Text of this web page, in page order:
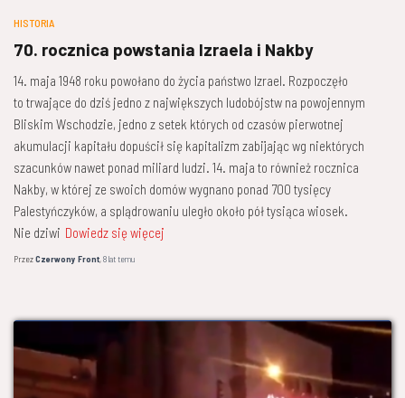
HISTORIA
70. rocznica powstania Izraela i Nakby
14. maja 1948 roku powołano do życia państwo Izrael. Rozpoczęło
to trwające do dziś jedno z największych ludobójstw na powojennym
Bliskim Wschodzie, jedno z setek których od czasów pierwotnej
akumulacji kapitału dopuścił się kapitalizm zabijając wg niektórych
szacunków nawet ponad miliard ludzi. 14. maja to również rocznica
Nakby, w której ze swoich domów wygnano ponad 700 tysięcy
Palestyńczyków, a splądrowaniu uległo około pół tysiąca wiosek.
Nie dziwi Dowiedz się więcej
PrzezCzerwony Front,8 lattemu